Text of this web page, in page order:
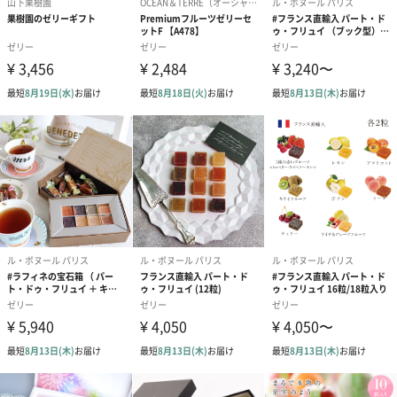
じっくりと深く焙煎し、6種の中では強めのボディが感じられま
す。後に残る心地よい苦みが特徴で、どっしりした深煎りコーヒ
ーがお好きな方におすすめです。
キリマンジャロ
爽やかな酸味、マイルドな苦味とコク。複雑で豊かな風味を持
ち、飽きの来ない味わいなので、どんなシーンでもお楽しみいた
だけます。
マンデリン
デリンコーヒー。冷えたゼリーでは酸味も加わってマイルドな印